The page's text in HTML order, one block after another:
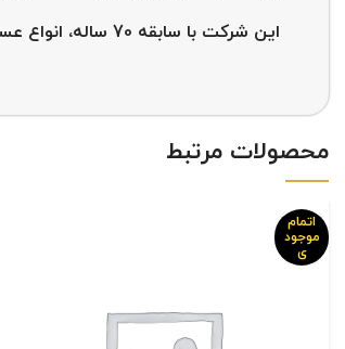
این شرکت با سابقه 70 ساله، انواع عسل ارگانیک و عسل طبیعی را با بهترین کیفیت و قیمت مناسب عرضه می کند.
محصولات مرتبط
اتمام
موجود
ی